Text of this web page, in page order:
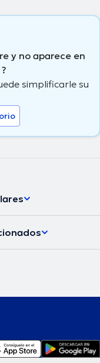
y no aparece en
simplificarle su